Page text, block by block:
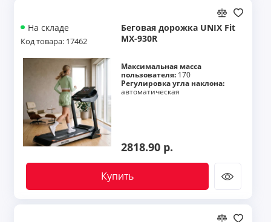
На складе
Код товара: 17462
Беговая дорожка UNIX Fit
MX-930R
Максимальная масса
пользователя: 170
Регулировка угла наклона:
автоматическая
2818.90 р.
Купить